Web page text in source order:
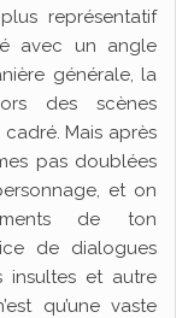
représentatif
avec un angle
générale, la
des scènes
Mais après
pas doublées
et on
de ton
de dialogues
insultes et autre
qu’une vaste